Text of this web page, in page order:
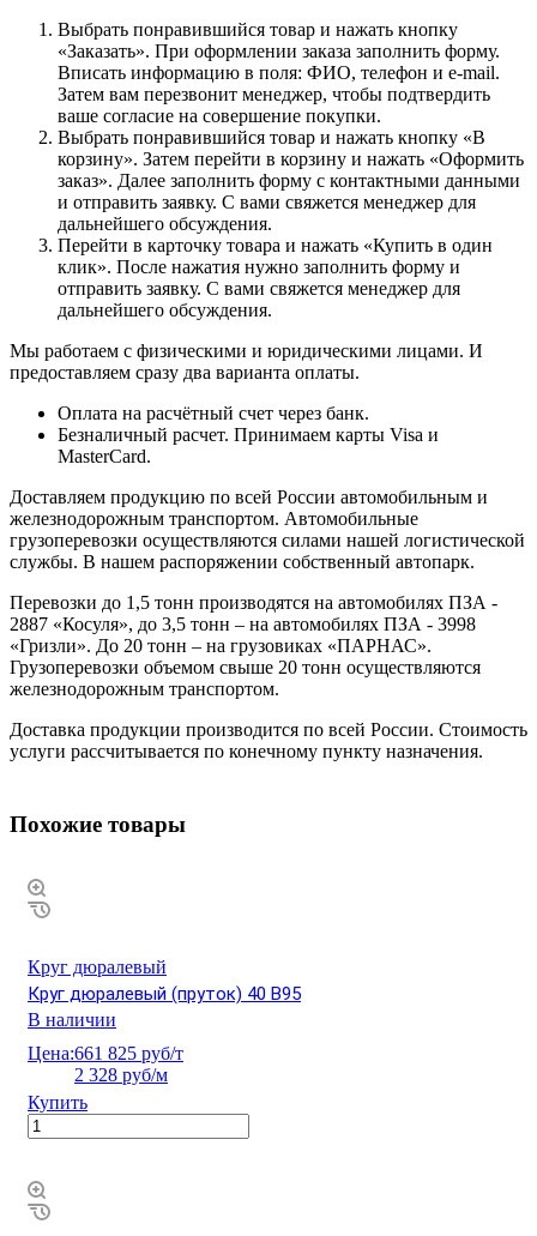
Выбрать понравившийся товар и нажать кнопку
«Заказать». При оформлении заказа заполнить форму.
Вписать информацию в поля: ФИО, телефон и e-mail.
Затем вам перезвонит менеджер, чтобы подтвердить
ваше согласие на совершение покупки.
Выбрать понравившийся товар и нажать кнопку «В
корзину». Затем перейти в корзину и нажать «Оформить
заказ». Далее заполнить форму с контактными данными
и отправить заявку. С вами свяжется менеджер для
дальнейшего обсуждения.
Перейти в карточку товара и нажать «Купить в один
клик». После нажатия нужно заполнить форму и
отправить заявку. С вами свяжется менеджер для
дальнейшего обсуждения.
Мы работаем с физическими и юридическими лицами. И
предоставляем сразу два варианта оплаты.
Оплата на расчётный счет через банк.
Безналичный расчет. Принимаем карты Visa и
MasterCard.
Доставляем продукцию по всей России автомобильным и
железнодорожным транспортом. Автомобильные
грузоперевозки осуществляются силами нашей логистической
службы. В нашем распоряжении собственный автопарк.
Перевозки до 1,5 тонн производятся на автомобилях ПЗА -
2887 «Косуля», до 3,5 тонн – на автомобилях ПЗА - 3998
«Гризли». До 20 тонн – на грузовиках «ПАРНАС».
Грузоперевозки объемом свыше 20 тонн осуществляются
железнодорожным транспортом.
Доставка продукции производится по всей России. Стоимость
услуги рассчитывается по конечному пункту назначения.
Похожие товары
Круг дюралевый
Круг дюралевый (пруток) 40 В95
В наличии
Цена:661 825 руб/т
2 328 руб/м
Купить